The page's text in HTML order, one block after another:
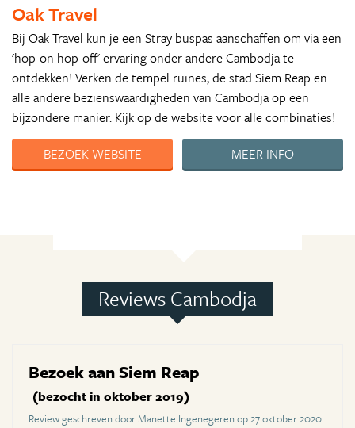
Oak Travel
Bij Oak Travel kun je een Stray buspas aanschaffen om via een
'hop-on hop-off' ervaring onder andere Cambodja te
ontdekken! Verken de tempel ruïnes, de stad Siem Reap en
alle andere bezienswaardigheden van Cambodja op een
bijzondere manier. Kijk op de website voor alle combinaties!
BEZOEK WEBSITE
MEER INFO
Reviews Cambodja
Bezoek aan Siem Reap
(bezocht in oktober 2019)
Review geschreven door Manette Ingenegeren op 27 oktober 2020